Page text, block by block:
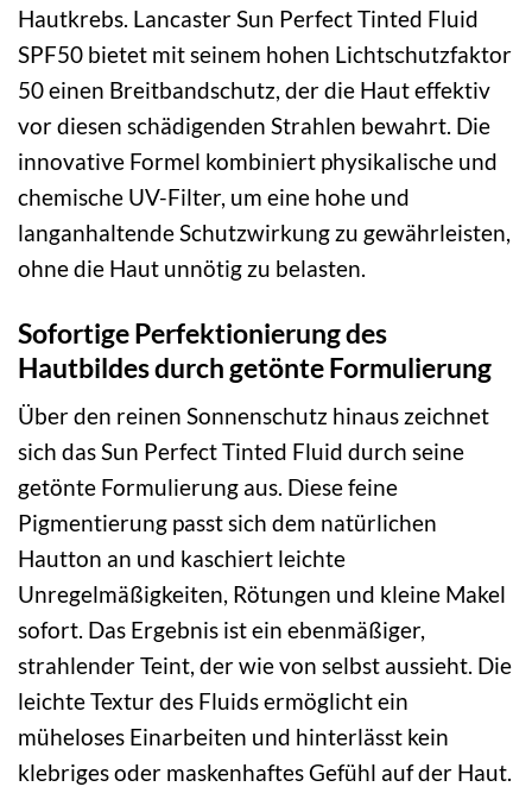
Hautkrebs. Lancaster Sun Perfect Tinted Fluid
SPF50 bietet mit seinem hohen Lichtschutzfaktor
50 einen Breitbandschutz, der die Haut effektiv
vor diesen schädigenden Strahlen bewahrt. Die
innovative Formel kombiniert physikalische und
chemische UV-Filter, um eine hohe und
langanhaltende Schutzwirkung zu gewährleisten,
ohne die Haut unnötig zu belasten.
Sofortige Perfektionierung des
Hautbildes durch getönte Formulierung
Über den reinen Sonnenschutz hinaus zeichnet
sich das Sun Perfect Tinted Fluid durch seine
getönte Formulierung aus. Diese feine
Pigmentierung passt sich dem natürlichen
Hautton an und kaschiert leichte
Unregelmäßigkeiten, Rötungen und kleine Makel
sofort. Das Ergebnis ist ein ebenmäßiger,
strahlender Teint, der wie von selbst aussieht. Die
leichte Textur des Fluids ermöglicht ein
müheloses Einarbeiten und hinterlässt kein
klebriges oder maskenhaftes Gefühl auf der Haut.